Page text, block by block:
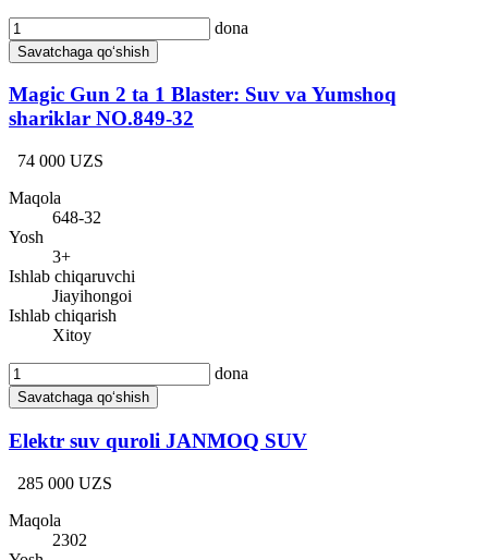
dona
Savatchaga qo‘shish
Magic Gun 2 ta 1 Blaster: Suv va Yumshoq
shariklar NO.849-32
74 000 UZS
Maqola
648-32
Yosh
3+
Ishlab chiqaruvchi
Jiayihongoi
Ishlab chiqarish
Xitoy
dona
Savatchaga qo‘shish
Elektr suv quroli JANMOQ SUV
285 000 UZS
Maqola
2302